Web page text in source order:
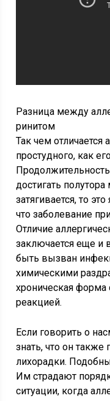
Разница между
ринитом
Так чем отличается
простудного, как
достигать
затягивается, то
что заболевание
Отличие
заключается еще и
быть вызван
химическими
хроническая форма
реакцией.
Если говорить о
знать, что он также
лихорадки.
Им страдают
ситуации, когда